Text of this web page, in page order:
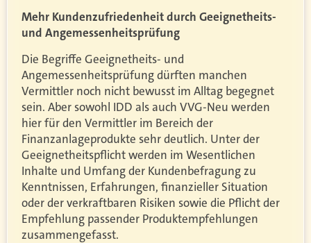
Mehr Kundenzufriedenheit durch Geeignetheits-
und Angemessenheitsprüfung
Die Begriffe Geeignetheits- und
Angemessenheitsprüfung dürften manchen
Vermittler noch nicht bewusst im Alltag begegnet
sein. Aber sowohl IDD als auch VVG-Neu werden
hier für den Vermittler im Bereich der
Finanzanlageprodukte sehr deutlich. Unter der
Geeignetheitspflicht werden im Wesentlichen
Inhalte und Umfang der Kundenbefragung zu
Kenntnissen, Erfahrungen, finanzieller Situation
oder der verkraftbaren Risiken sowie die Pflicht der
Empfehlung passender Produktempfehlungen
zusammengefasst.